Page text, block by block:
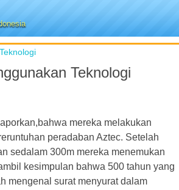
Teknologi
mereka melakukan
peradaban Aztec. Setelah
sedalam 300m mereka menemukan
kesimpulan bahwa 500 tahun yang
mengenal surat menyurat dalam